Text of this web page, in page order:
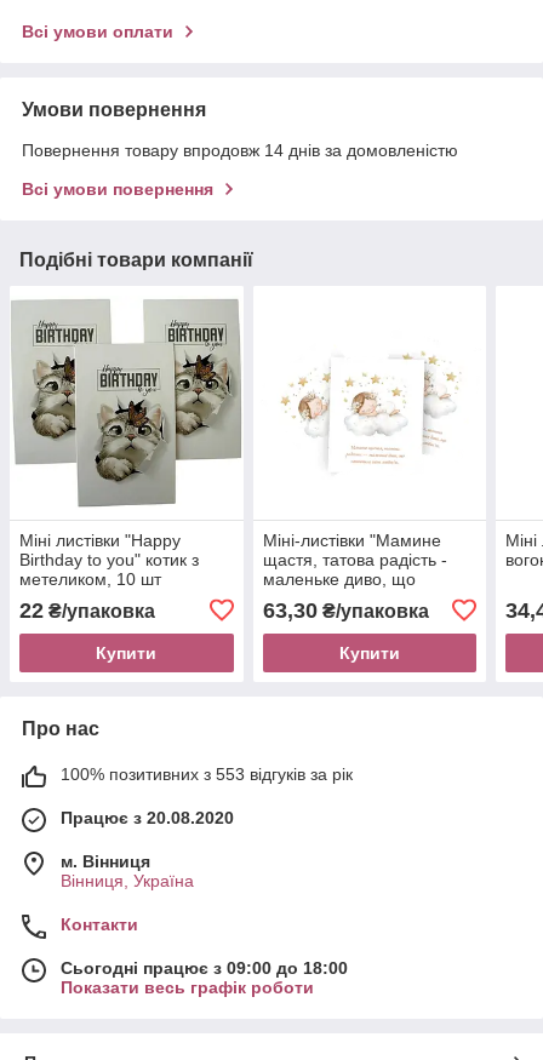
Всі умови оплати
Умови повернення
Повернення товару впродовж 14 днів за домовленістю
Всі умови повернення
Подібні товари компанії
Міні листівки "Happy
Birthday to you" котик з
метеликом, 10 шт
22 ₴/упаковка
Купити
Міні-листівки "Мамине
щастя, татова радість -
маленьке диво, що
наповнило свят любов'ю"
16 шт
63,30₴/упаковка
Купити
Про нас
100% позитивних з 553 відгуків за рік
Працює з 20.08.2020
м. Вінниця
Вінниця, Україна
Контакти
Сьогодні працює з 09:00 до 18:00
Показати весь графік роботи